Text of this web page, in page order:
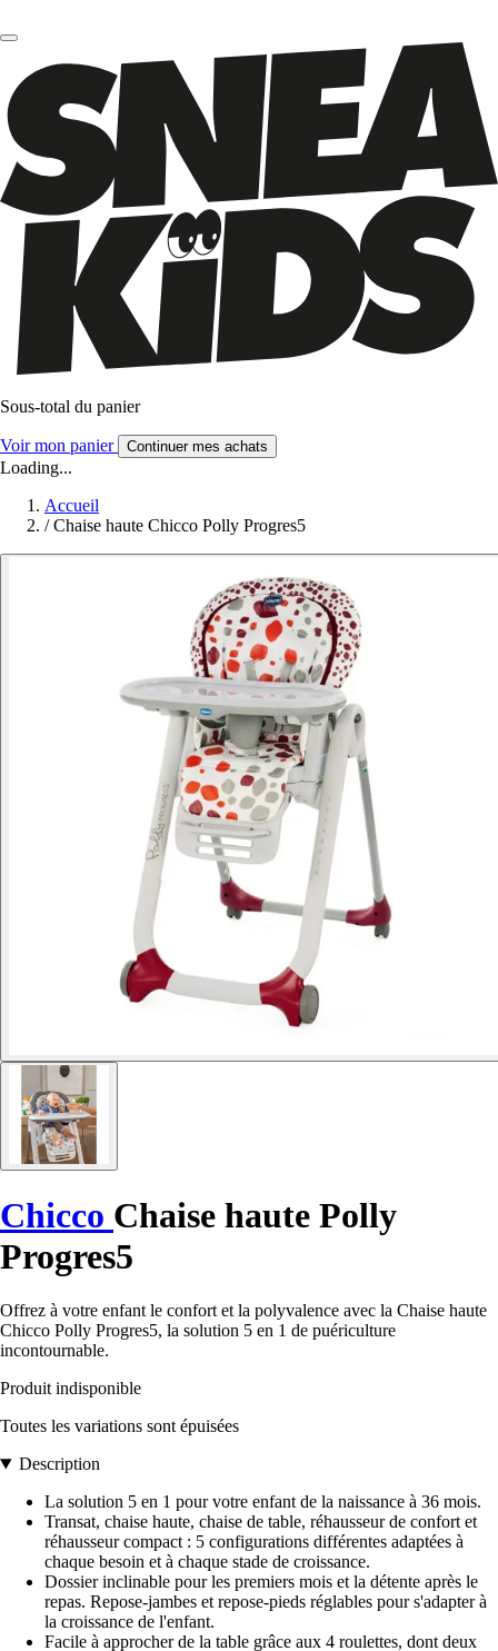
Sous-total du panier
Voir mon panier Continuer mes achats
Loading...
Accueil
/ Chaise haute Chicco Polly Progres5
Chicco Chaise haute Polly
Progres5
Offrez à votre enfant le confort et la polyvalence avec la Chaise haute
Chicco Polly Progres5, la solution 5 en 1 de puériculture
incontournable.
Produit indisponible
Toutes les variations sont épuisées
Description
La solution 5 en 1 pour votre enfant de la naissance à 36 mois.
Transat, chaise haute, chaise de table, réhausseur de confort et
réhausseur compact : 5 configurations différentes adaptées à
chaque besoin et à chaque stade de croissance.
Dossier inclinable pour les premiers mois et la détente après le
repas. Repose-jambes et repose-pieds réglables pour s'adapter à
la croissance de l'enfant.
Facile à approcher de la table grâce aux 4 roulettes, dont deux